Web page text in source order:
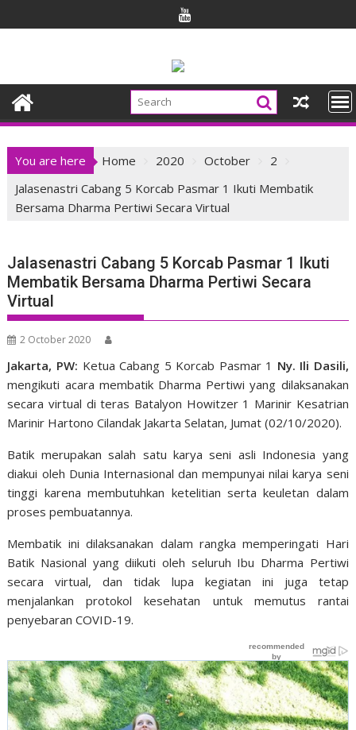
to
You are here Home 2020 October
2
Jalasenastri Cabang 5 Korcab Pasmar 1 Ikuti Membatik
Bersama Dharma Pertiwi Secara Virtual
Jalasenastri Cabang 5 Korcab Pasmar 1 Ikuti
Membatik Bersama Dharma Pertiwi Secara
Virtual
2 October 2020
Jakarta, PW: Ketua Cabang 5 Korcab Pasmar 1 Ny. Ili Dasili,
mengikuti acara membatik Dharma Pertiwi yang dilaksanakan
secara virtual di teras Batalyon Howitzer 1 Marinir Kesatrian
Marinir Hartono Cilandak Jakarta Selatan, Jumat (02/10/2020).
Batik merupakan salah satu karya seni asli Indonesia yang
diakui oleh Dunia Internasional dan mempunyai nilai karya seni
tinggi karena membutuhkan ketelitian serta keuletan dalam
proses pembuatannya.
Membatik ini dilaksanakan dalam rangka memperingati Hari
Batik Nasional yang diikuti oleh seluruh Ibu Dharma Pertiwi
secara virtual, dan tidak lupa kegiatan ini juga tetap
menjalankan protokol kesehatan untuk memutus rantai
penyebaran COVID-19.